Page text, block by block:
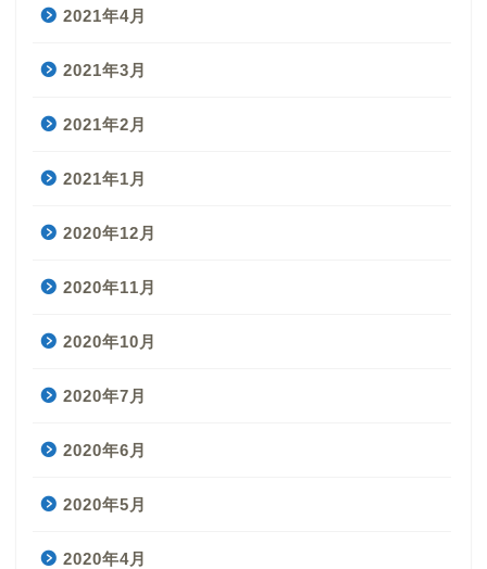
2021年4月
2021年3月
2021年2月
2021年1月
2020年12月
2020年11月
2020年10月
2020年7月
2020年6月
2020年5月
2020年4月